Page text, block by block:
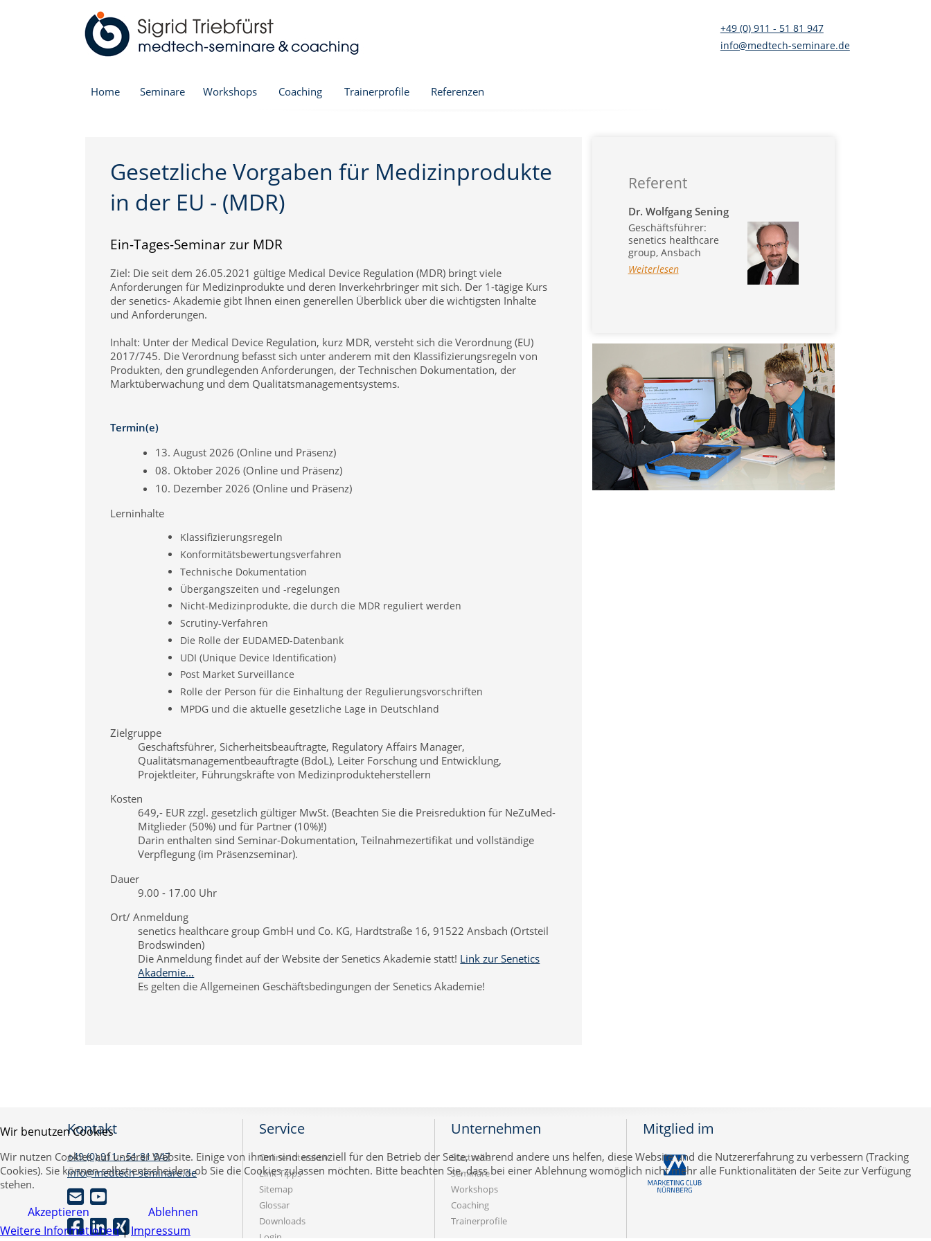
+49 (0) 911 - 51 81 947
info@medtech-seminare.de
Home Seminare
Effektiv recherchieren mit gen. KI
Powertraining (1 Tag): Produktmanagement für Medizinprodukte
Produktportfoliomanagement für Medizinprodukte
Produktmanagement Handel
Basisseminar
Simulationstraining
Marketingstrategie / Produktmarketing
Markteinführung Medizinprodukte
Technische Dokumentation
Medizinprodukteberater
Medical Device Regulation (MDR)
In Vitro Diagnostic Regulation (IVDR)
Verantwortliche Person (MDR)
Workshop Market Access
Rhetorik
Workshop "Führen ohne Macht"
Prioritätenmanagement
Workshops Coaching Trainerprofile Referenzen
Gesetzliche Vorgaben für Medizinprodukte
in der EU - (MDR)
Ein-Tages-Seminar zur MDR
Ziel: Die seit dem 26.05.2021 gültige Medical Device Regulation (MDR) bringt viele
Anforderungen für Medizinprodukte und deren Inverkehrbringer mit sich. Der 1-tägige Kurs
der senetics- Akademie gibt Ihnen einen generellen Überblick über die wichtigsten Inhalte
und Anforderungen.
Inhalt: Unter der Medical Device Regulation, kurz MDR, versteht sich die Verordnung (EU)
2017/745. Die Verordnung befasst sich unter anderem mit den Klassifizierungsregeln von
Produkten, den grundlegenden Anforderungen, der Technischen Dokumentation, der
Marktüberwachung und dem Qualitätsmanagementsystems.
Termin(e)
13. August 2026 (Online und Präsenz)
08. Oktober 2026 (Online und Präsenz)
10. Dezember 2026 (Online und Präsenz)
Lerninhalte
Klassifizierungsregeln
Konformitätsbewertungsverfahren
Technische Dokumentation
Übergangszeiten und -regelungen
Nicht-Medizinprodukte, die durch die MDR reguliert werden
Scrutiny-Verfahren
Die Rolle der EUDAMED-Datenbank
UDI (Unique Device Identification)
Post Market Surveillance
Rolle der Person für die Einhaltung der Regulierungsvorschriften
MPDG und die aktuelle gesetzliche Lage in Deutschland
Zielgruppe
Geschäftsführer, Sicherheitsbeauftragte, Regulatory Affairs Manager,
Qualitätsmanagementbeauftragte (BdoL), Leiter Forschung und Entwicklung,
Projektleiter, Führungskräfte von Medizinprodukteherstellern
Kosten
649,- EUR zzgl. gesetzlich gültiger MwSt. (Beachten Sie die Preisreduktion für NeZuMed-
Mitglieder (50%) und für Partner (10%)!)
Darin enthalten sind Seminar-Dokumentation, Teilnahmezertifikat und vollständige
Verpflegung (im Präsenzseminar).
Dauer
9.00 - 17.00 Uhr
Ort/ Anmeldung
senetics healthcare group GmbH und Co. KG, Hardtstraße 16, 91522 Ansbach (Ortsteil
Brodswinden)
Die Anmeldung findet auf der Website der Senetics Akademie statt! Link zur Senetics
Akademie...
Es gelten die Allgemeinen Geschäftsbedingungen der Senetics Akademie!
Referent
Dr. Wolfgang Sening
Geschäftsführer:
senetics healthcare
group, Ansbach
Weiterlesen
Kontakt
+49 (0) 911 - 51 81 947
info@medtech-seminare.de
Service
Online-Interaktiv
Link-Tipps
Sitemap
Glossar
Downloads
Login
Unternehmen
Startseite
Seminare
Workshops
Coaching
Trainerprofile
Mitglied im
Wir benutzen Cookies
Wir nutzen Cookies auf unserer Website. Einige von ihnen sind essenziell für den Betrieb der Seite, während andere uns helfen, diese Website und die Nutzererfahrung zu verbessern (Tracking
Cookies). Sie können selbst entscheiden, ob Sie die Cookies zulassen möchten. Bitte beachten Sie, dass bei einer Ablehnung womöglich nicht mehr alle Funktionalitäten der Seite zur Verfügung
stehen.
Akzeptieren
Ablehnen
Weitere Informationen|Impressum